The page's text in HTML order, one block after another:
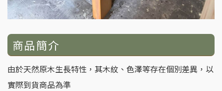
商品簡介
由於天然原木生長特性，其木紋、色澤等存在個別差異，以
實際到貨商品為準